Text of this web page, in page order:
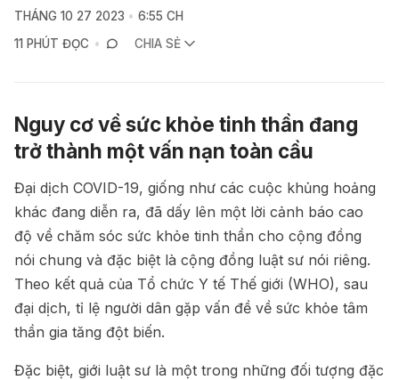
THÁNG 10 27 2023
6:55 CH
11 PHÚT ĐỌC
CHIA SẺ
Nguy cơ về sức khỏe tinh thần đang
trở thành một vấn nạn toàn cầu
Đại dịch COVID-19, giống như các cuộc khủng hoảng
khác đang diễn ra, đã dấy lên một lời cảnh báo cao
độ về chăm sóc sức khỏe tinh thần cho cộng đồng
nói chung và đặc biệt là cộng đồng luật sư nói riêng.
Theo kết quả của Tổ chức Y tế Thế giới (WHO), sau
đại dịch, tỉ lệ người dân gặp vấn đề về sức khỏe tâm
thần gia tăng đột biến.
Đặc biệt, giới luật sư là một trong những đối tượng đặc